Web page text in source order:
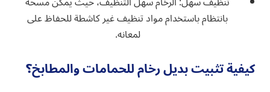
بانتظام باستخدام مواد تنظيف غير كاشطة للحفاظ على
لمعانه.
كيفية تثبيت بديل رخام للحمامات والمطابخ؟